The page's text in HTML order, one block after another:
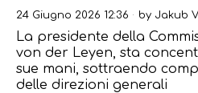
24 Giugno 2026 12:36 by Jakub
La presidente della
von der Leyen, sta
sue mani, sottraendo
delle direzioni generali